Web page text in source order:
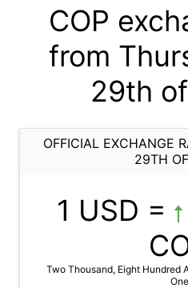
COP
from
29th
OFFICIAL EXCHANGE
29TH
1 USD =
Two Thousand, Eight Hundred
One